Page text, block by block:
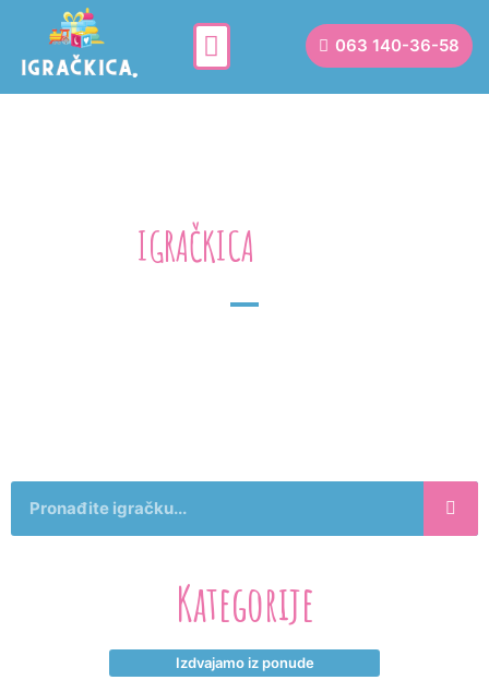
063 140-36-58
IGRAČKICA
Kategorije
Izdvajamo iz ponude